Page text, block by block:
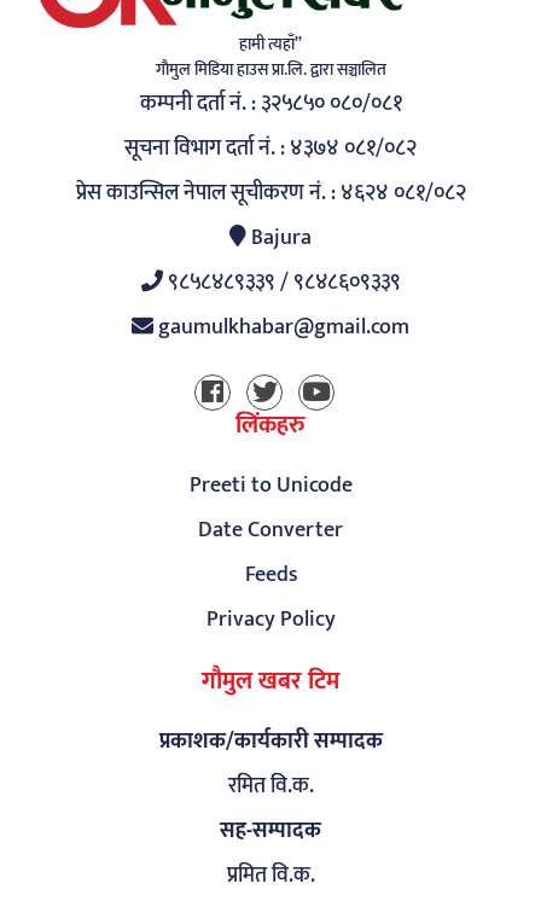
हामी त्यहाँ”
गाैमुल मिडिया हाउस प्रा.लि. द्वारा सञ्चालित
कम्पनी दर्ता नं. : ३२५८५० ०८०/०८१
सूचना विभाग दर्ता नं. : ४३७४ ०८१/०८२
प्रेस काउन्सिल नेपाल सूचीकरण नं. : ४६२४ ०८१/०८२
Bajura
९८५८४८९३३९ / ९८४८६०९३३९
gaumulkhabar@gmail.com
लिंकहरु
Preeti to Unicode
Date Converter
Feeds
Privacy Policy
गौमुल खबर टिम
प्रकाशक/कार्यकारी सम्पादक
रमित वि.क.
सह-सम्पादक
प्रमित वि.क.